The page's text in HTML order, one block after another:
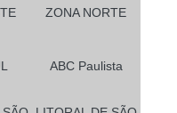
ZONA NORTE
ABC Paulista